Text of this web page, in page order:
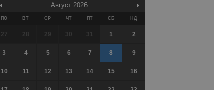
Август 2026
ПО ВТ СР ЧТ ПТ СБ НД
27 28 29 30 31 1 2
3 4 5 6 7 8 9
10 11 12 13 14 15 16